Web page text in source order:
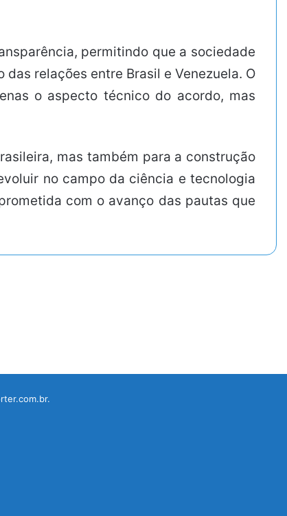
permitindo que a sociedade
relações entre Brasil e Venezuela. O
o aspecto técnico do acordo, mas
mas também para a construção
no campo da ciência e tecnologia
com o avanço das pautas que